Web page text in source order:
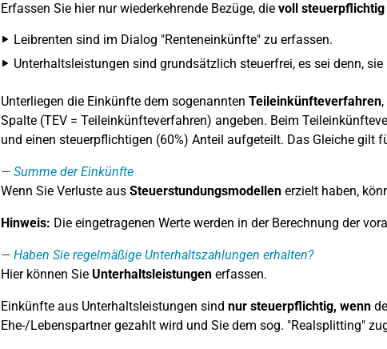
Erfassen Sie hier nur wiederkehrende Bezüge, die voll steuerpflichtig
Leibrenten sind im Dialog "Renteneinkünfte" zu erfassen.
Unterhaltsleistungen sind grundsätzlich steuerfrei, es sei denn,
Unterliegen die Einkünfte dem sogenannten Teileinkünfteverfahren,
Spalte (TEV = Teileinkünfteverfahren) angeben. Beim
und einen steuerpflichtigen (60%) Anteil aufgeteilt. Das Gleiche gilt
Summe der Einkünfte
Wenn Sie Verluste aus Steuerstundungsmodellenerzielt haben,
Hinweis: Die eingetragenen Werte werden in der Berechnung der
Haben Sie regelmäßige Unterhaltszahlungen erhalten?
Hier können Sie Unterhaltsleistungen erfassen.
Einkünfte aus Unterhaltsleistungen sind nur steuerpflichtig, wenn
Ehe-/Lebenspartner gezahlt wird und Sie dem sog. "Realsplitting"